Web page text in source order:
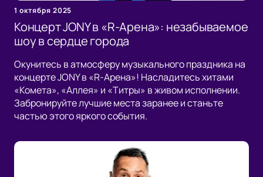
1 октября 2025
Концерт JONY в «R-Арена»: незабываемое
шоу в сердце города
Окунитесь в атмосферу музыкального праздника на
концерте JONY в «R-Арена»! Насладитесь хитами
«Комета», «Аллея» и «Титры» в живом исполнении.
Забронируйте лучшие места заранее и станьте
частью этого яркого события.